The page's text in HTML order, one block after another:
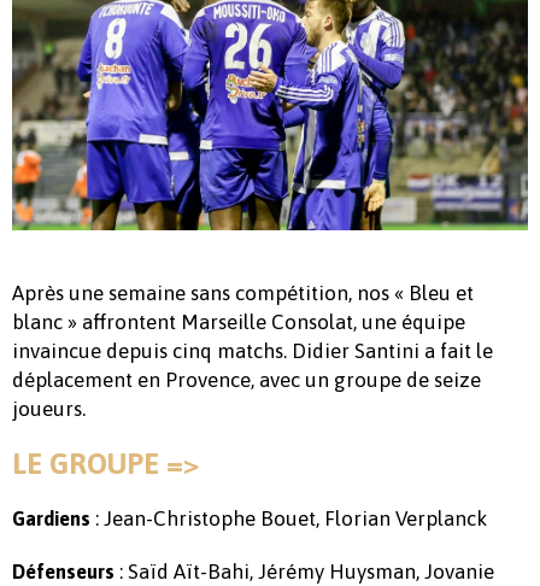
Après une semaine sans compétition, nos « Bleu et
blanc » affrontent Marseille Consolat, une équipe
invaincue depuis cinq matchs. Didier Santini a fait le
déplacement en Provence, avec un groupe de seize
joueurs.
LE GROUPE =>
Gardiens : Jean-Christophe Bouet, Florian Verplanck
Défenseurs : Saïd Aït-Bahi, Jérémy Huysman, Jovanie